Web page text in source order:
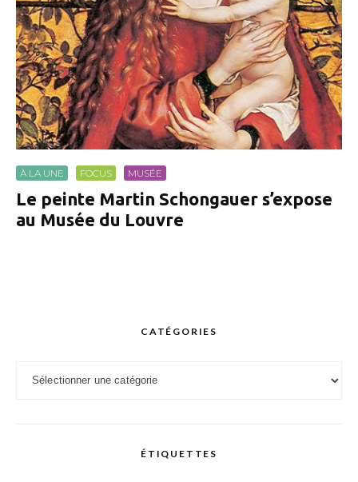
À LA UNE FOCUS MUSÉE
Le peinte Martin Schongauer s’expose
au Musée du Louvre
CATÉGORIES
ÉTIQUETTES